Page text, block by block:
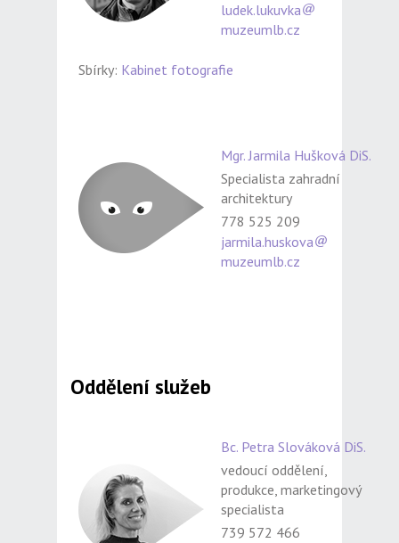
ludek.lukuvka
muzeumlb.cz
Sbírky: Kabinet fotografie
Mgr. Jarmila Hušková DiS.
Specialista zahradní
architektury
778 525 209
jarmila.huskova
muzeumlb.cz
Oddělení služeb
Bc. Petra Slováková DiS.
vedoucí oddělení,
produkce, marketingový
specialista
739 572 466